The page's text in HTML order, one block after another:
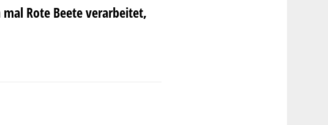
Rote Beete verarbeitet,